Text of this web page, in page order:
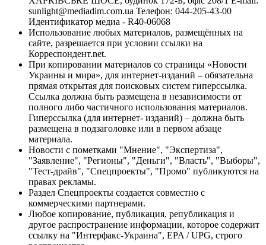
sunlight@mediadim.com.ua Телефон: 044-205-43-00
Идентификатор медиа - R40-06068
Использование любых материалов, размещённых на
сайте, разрешается при условии ссылки на
Корреспондент.net.
При копировании материалов со страницы «Новости
Украины и мира», для интернет-изданий – обязательна
прямая открытая для поисковых систем гиперссылка.
Ссылка должна быть размещена в независимости от
полного либо частичного использования материалов.
Гиперссылка (для интернет- изданий) – должна быть
размещена в подзаголовке или в первом абзаце
материала.
Новости с пометками "Мнение", "Экспертиза",
"Заявление", "Регионы", "Деньги", "Власть", "Выборы",
"Тест-драйв", "Спецпроекты", "Промо" публикуются на
правах рекламы.
Раздел Спецпроекты создается совместно с
коммерческими партнерами.
Любое копирование, публикация, републикация и
другое распространение информации, которое содержит
ссылку на "Интерфакс-Украина", EPA / UPG, строго